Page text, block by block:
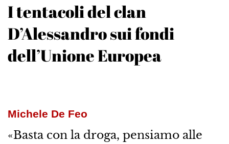
I tentacoli del clan
D’Alessandro sui fondi
dell’Unione Europea
Michele De Feo
«Basta con la droga, pensiamo alle